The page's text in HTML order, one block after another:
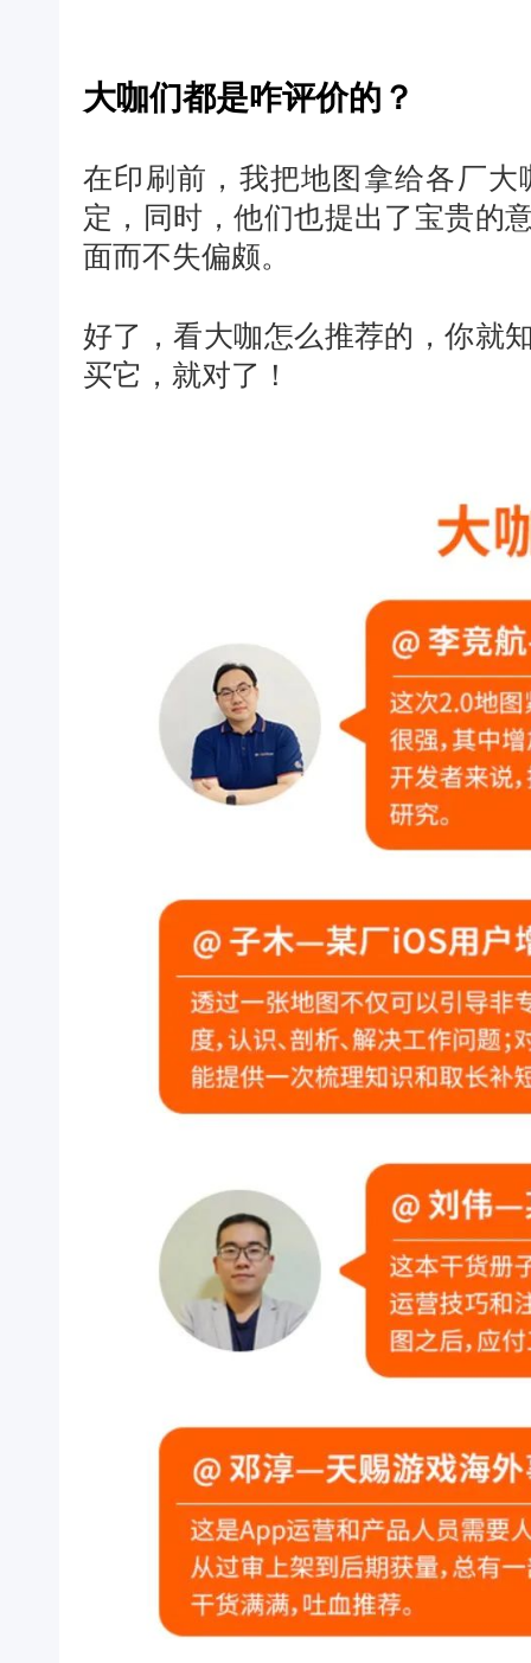
大咖们都是咋评价的？
在印刷前，我把地图拿给各厂
定，同时，他们也提出了宝贵的
面而不失偏颇。
好了，看大咖怎么推荐的，你就
买它，就对了！